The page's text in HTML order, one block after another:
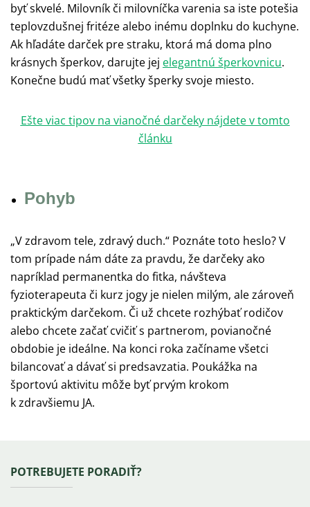
byť skvelé. Milovník či milovníčka varenia sa iste potešia
teplovzdušnej fritéze alebo inému doplnku do kuchyne.
Ak hľadáte darček pre straku, ktorá má doma plno
krásnych šperkov, darujte jej elegantnú šperkovnicu.
Konečne budú mať všetky šperky svoje miesto.
Ešte viac tipov na vianočné darčeky nájdete v tomto
článku
Pohyb
„V zdravom tele, zdravý duch.“ Poznáte toto heslo? V
tom prípade nám dáte za pravdu, že darčeky ako
napríklad permanentka do fitka, návšteva
fyzioterapeuta či kurz jogy je nielen milým, ale zároveň
praktickým darčekom. Či už chcete rozhýbať rodičov
alebo chcete začať cvičiť s partnerom, povianočné
obdobie je ideálne. Na konci roka začíname všetci
bilancovať a dávať si predsavzatia. Poukážka na
športovú aktivitu môže byť prvým krokom
k zdravšiemu JA.
Zápätie
POTREBUJETE PORADIŤ?